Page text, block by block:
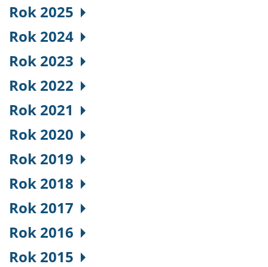
Rok 2025
Rok 2024
Rok 2023
Rok 2022
Rok 2021
Rok 2020
Rok 2019
Rok 2018
Rok 2017
Rok 2016
Rok 2015